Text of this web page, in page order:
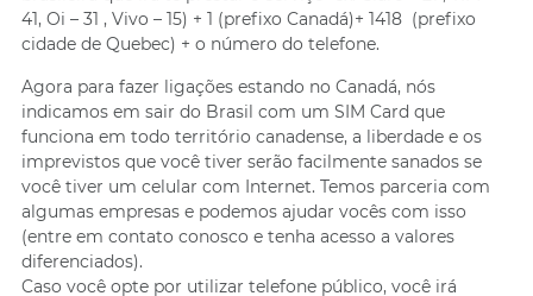
41, Oi – 31 , Vivo – 15) + 1 (prefixo Canadá)+ 1418 (prefixo
cidade de Quebec) + o número do telefone.
Agora para fazer ligações estando no Canadá, nós
indicamos em sair do Brasil com um SIM Card que
funciona em todo território canadense, a liberdade e os
imprevistos que você tiver serão facilmente sanados se
você tiver um celular com Internet. Temos parceria com
algumas empresas e podemos ajudar vocês com isso
(entre em contato conosco e tenha acesso a valores
diferenciados).
Caso você opte por utilizar telefone público, você irá